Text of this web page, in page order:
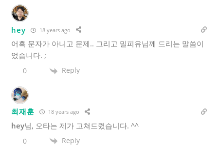
hey 18 years ago
어흑 문자가 아니고 문제.. 그리고 밀피유님께 드리는 말씀이
었습니다. ;
0 Reply
최재훈 18 years ago
hey님, 오타는 제가 고쳐드렸습니다. ^^
0 Reply